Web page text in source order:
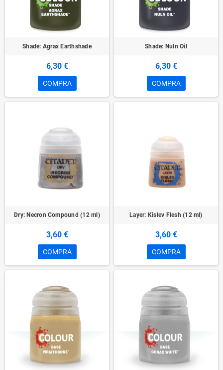
Shade: Agrax Earthshade
6,30 €
COMPRA
Shade: Nuln Oil
6,30 €
COMPRA
Dry: Necron Compound (12 ml)
3,60 €
COMPRA
Layer: Kislev Flesh (12 ml)
3,60 €
COMPRA